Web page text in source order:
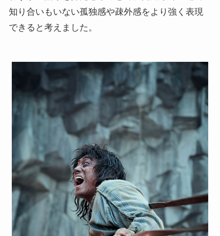
知り合いもいない孤独感や疎外感をより強く表現
できると考えました。